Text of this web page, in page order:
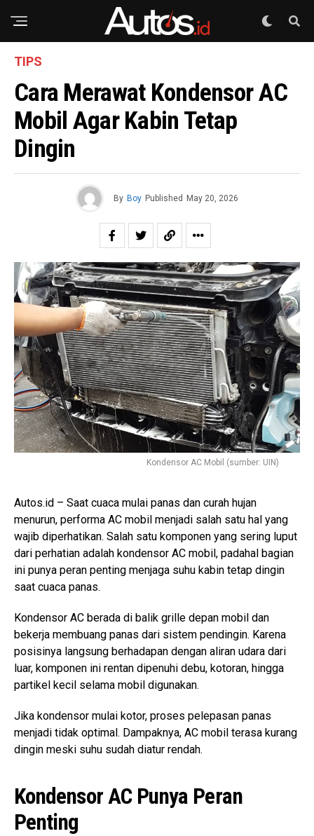
TIPS
Cara Merawat Kondensor AC
Mobil Agar Kabin Tetap
Dingin
By Boy Published May 20, 2026
Kondensor AC Mobil (sumber: UIN)
Autos.id – Saat cuaca mulai panas dan curah hujan
menurun, performa AC mobil menjadi salah satu hal yang
wajib diperhatikan. Salah satu komponen yang sering luput
dari perhatian adalah kondensor AC mobil, padahal bagian
ini punya peran penting menjaga suhu kabin tetap dingin
saat cuaca panas.
Kondensor AC berada di balik grille depan mobil dan
bekerja membuang panas dari sistem pendingin. Karena
posisinya langsung berhadapan dengan aliran udara dari
luar, komponen ini rentan dipenuhi debu, kotoran, hingga
partikel kecil selama mobil digunakan.
Jika kondensor mulai kotor, proses pelepasan panas
menjadi tidak optimal. Dampaknya, AC mobil terasa kurang
dingin meski suhu sudah diatur rendah.
Kondensor AC Punya Peran
Penting